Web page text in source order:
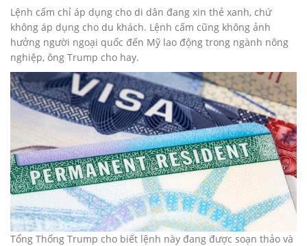
Lệnh cấm chỉ áp dụng cho di dân đang xin thẻ xanh, chứ
không áp dụng cho du khách. Lệnh cấm cũng không ảnh
hưởng người ngoại quốc đến Mỹ lao động trong ngành nông
nghiệp, ông Trump cho hay.
Tổng Thống Trump cho biết lệnh này đang được soạn thảo và